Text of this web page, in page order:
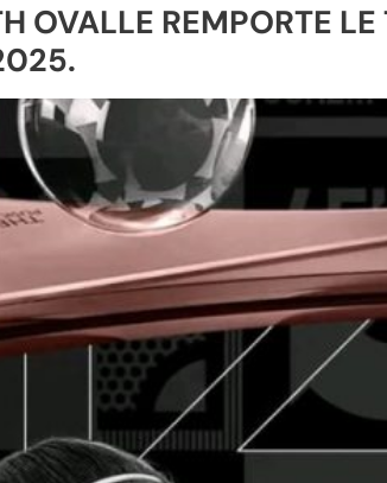
OVALLE REMPORTE